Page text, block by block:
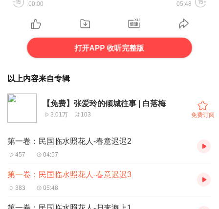
00:00 05:48
打开APP 收听完整版
以上内容来自专辑
【免费】张爱玲的倾城往事 | 白落梅
3.01万 103 免费订阅
第一卷：民国临水照花人-春意迟迟2
457 04:57
第一卷：民国临水照花人-春意迟迟3
383 05:48